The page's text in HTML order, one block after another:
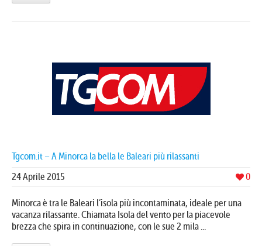
Tgcom.it – A Minorca la bella le Baleari più rilassanti
0
24 Aprile 2015
Minorca è tra le Baleari l’isola più incontaminata, ideale per una
vacanza rilassante. Chiamata Isola del vento per la piacevole
brezza che spira in continuazione, con le sue 2 mila ...